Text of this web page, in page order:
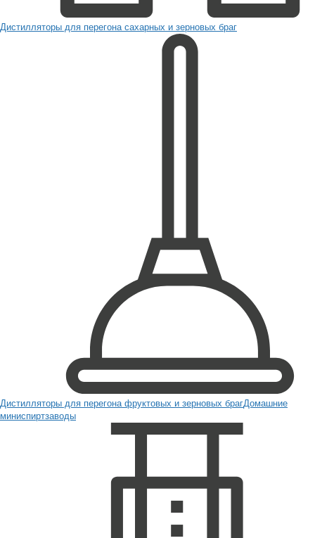
Дистилляторы для перегона сахарных и зерновых браг
Дистилляторы для перегона фруктовых и зерновых брагДомашние
миниспиртзаводы